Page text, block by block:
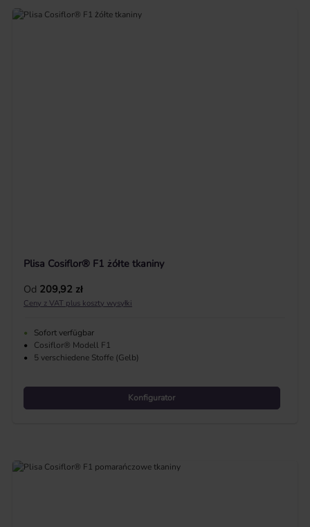
Plisa Cosiflor® F1 żółte tkaniny
Cena regularna:
Od 209,92 zł
Ceny z VAT plus koszty wysyłki
•
Sofort verfügbar
•
Cosiflor® Modell F1
•
5 verschiedene Stoffe (Gelb)
Konfigurator